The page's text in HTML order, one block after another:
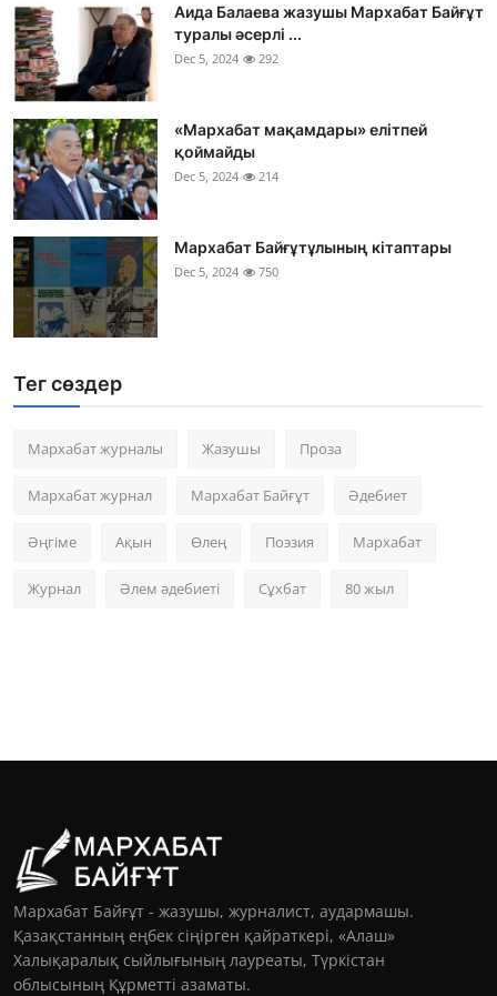
Аида Балаева жазушы Мархабат Байғұт
туралы әсерлі ...
Dec 5, 2024 292
«Мархабат мақамдары» елітпей
қоймайды
Dec 5, 2024 214
Мархабат Байғұтұлының кітаптары
Dec 5, 2024 750
Тег сөздер
Мархабат журналы Жазушы Проза
Мархабат журнал Мархабат Байғұт Әдебиет
Әңгіме Ақын Өлең Поэзия Мархабат
Журнал Әлем әдебиеті Сұхбат 80 жыл
Мархабат Байғұт - жазушы, журналист, аудармашы.
Қазақстанның еңбек сіңірген қайраткері, «Алаш»
Халықаралық сыйлығының лауреаты, Түркістан
облысының Құрметті азаматы.